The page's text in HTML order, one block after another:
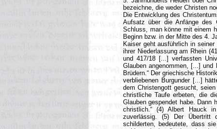
bezeichne, die weder Christen
Die Entwicklung des
Aufsatz über die Anfänge des
Schluss, man könne mit einem
Beginn bzw. in der Mitte des 4.
Kaiser geht ausführlich in
ihrer Niederlassung am Rhein
und 417/18 [...] verfassten
Glauben angenommen, [...]
Brüdern.“ Der griechische
verbliebenen Burgunder [...]
dem Christengott gesucht,
christliche Taufe erbeten, die
Glauben gespendet habe. Dann
christlich.“ (4) Albert Hauck
zuverlässig. (5) Der Übertritt
schilderten, bedeutete, dass